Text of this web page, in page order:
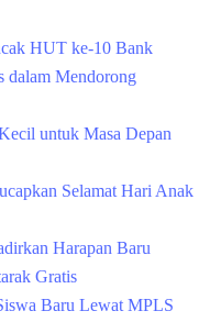
HUT ke-10 Bank
dalam Mendorong
untuk Masa Depan
Selamat Hari Anak
Harapan Baru
Gratis
Baru Lewat MPLS